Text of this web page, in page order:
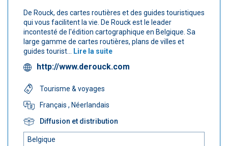
De Rouck, des cartes routières et des guides touristiques
qui vous facilitent la vie. De Rouck est le leader
incontesté de l'édition cartographique en Belgique. Sa
large gamme de cartes routières, plans de villes et
guides tourist... Lire la suite
http://www.derouck.com
Tourisme & voyages
Français , Néerlandais
Diffusion et distribution
Belgique